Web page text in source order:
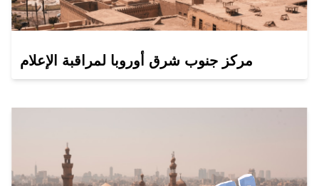
مركز جنوب شرق أوروبا لمراقبة الإعلام